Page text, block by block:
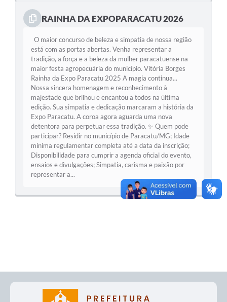
RAINHA DA EXPOPARACATU 2026
O maior concurso de beleza e simpatia de nossa região
está com as portas abertas. Venha representar a
tradição, a força e a beleza da mulher paracatuense na
maior festa agropecuária do município. Vitória Borges
Rainha da Expo Paracatu 2025 A magia continua...
Nossa sincera homenagem e reconhecimento à
majestade que brilhou e encantou a todos na última
edição. Sua simpatia e dedicação marcaram a história da
Expo Paracatu. A coroa agora aguarda uma nova
detentora para perpetuar essa tradição. ✨ Quem pode
participar? Residir no município de Paracatu/MG; Idade
mínima regulamentar completa até a data da inscrição;
Disponibilidade para cumprir a agenda oficial do evento,
ensaios e divulgações; Simpatia, carisma e paixão por
representar a...